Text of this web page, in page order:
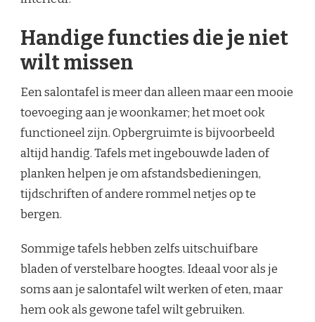
Handige functies die je niet
wilt missen
Een salontafel is meer dan alleen maar een mooie
toevoeging aan je woonkamer; het moet ook
functioneel zijn. Opbergruimte is bijvoorbeeld
altijd handig. Tafels met ingebouwde laden of
planken helpen je om afstandsbedieningen,
tijdschriften of andere rommel netjes op te
bergen.
Sommige tafels hebben zelfs uitschuifbare
bladen of verstelbare hoogtes. Ideaal voor als je
soms aan je salontafel wilt werken of eten, maar
hem ook als gewone tafel wilt gebruiken.